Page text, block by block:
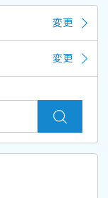
変更
変更